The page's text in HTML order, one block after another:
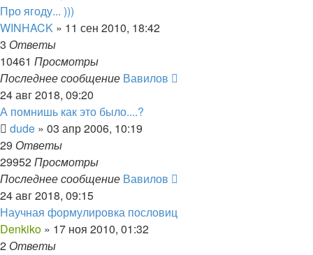
Про ягоду... )))
WINHACK » 11 сен 2010, 18:42
3 Ответы
10461 Просмотры
Последнее сообщение Вавилов
24 авг 2018, 09:20
А помнишь как это было....?
dude » 03 апр 2006, 10:19
29 Ответы
29952Просмотры
Последнее сообщение Вавилов
24 авг 2018, 09:15
Научная формулировка пословиц
Denkiko » 17 ноя 2010, 01:32
2 Ответы